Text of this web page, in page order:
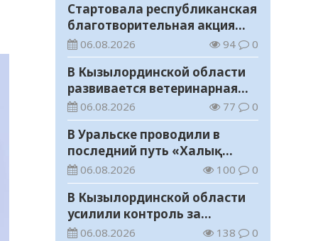
Стартовала республиканская
благотворительная акция
«Дорога в школу»
06.08.2026 94 0
В Кызылординской области
развивается ветеринарная
отрасль
06.08.2026 77 0
В Уральске проводили в
последний путь «Халық
Қаһарманы» Ивана
Степановича Гапича
06.08.2026 100 0
В Кызылординской области
усилили контроль за
финансовой дисциплиной
06.08.2026 138 0